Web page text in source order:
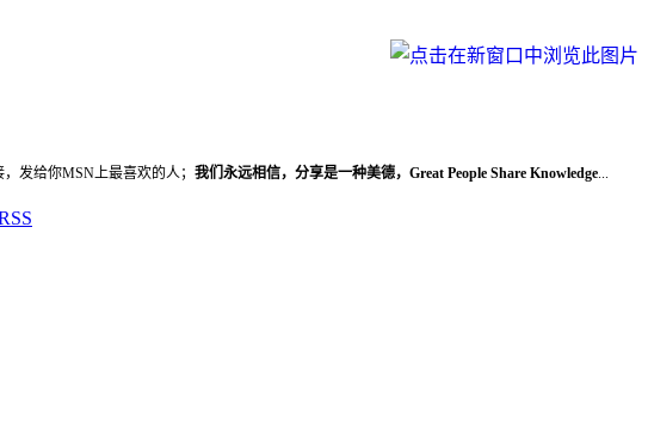
发给你MSN上最喜欢的人； 我们永远相信，分享是一种美德，Great People Share Knowledge...